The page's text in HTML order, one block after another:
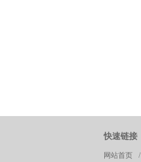
快速链接
网站首页 /